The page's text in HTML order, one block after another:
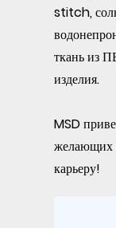
stitch,
ткань из
изделия.
MSD
желающих
карьеру!